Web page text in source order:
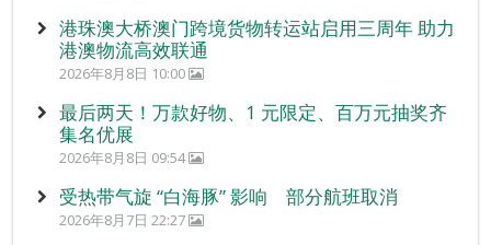
港珠澳大桥澳门跨境货物转运站启用三周年 助力
港澳物流高效联通
2026年8月8日 10:00
最后两天！万款好物、1 元限定、百万元抽奖齐
集名优展
2026年8月8日 09:54
受热带气旋 “白海豚” 影响 部分航班取消
2026年8月7日 22:27